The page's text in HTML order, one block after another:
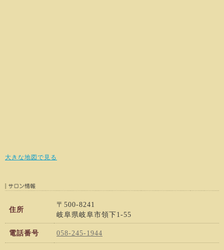
大きな地図で見る
住所
〒500-8241
岐阜県岐阜市領下1-55
電話番号 058-245-1944